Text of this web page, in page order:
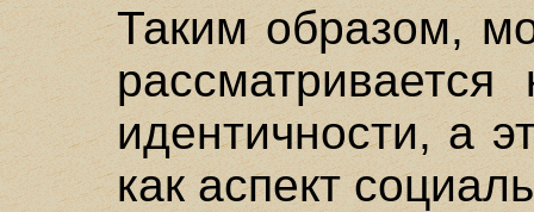
Таким образом,
рассматривается
идентичности, а
как аспект